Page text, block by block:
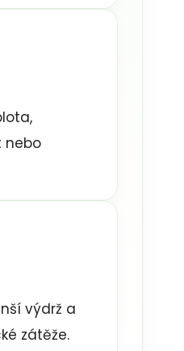
nebo
výdrž a
zátěže.